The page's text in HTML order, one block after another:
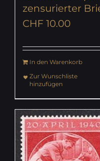
zensurierter
CHF 10.00
In den Warenkorb
Zur Wunschliste
hinzufügen